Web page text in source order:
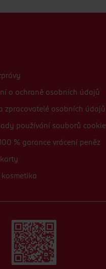
o ochraně osobních údajů
zpracovatelé osobních údajů
používání souborů cookie
% garance vrácení peněz
kosmetika